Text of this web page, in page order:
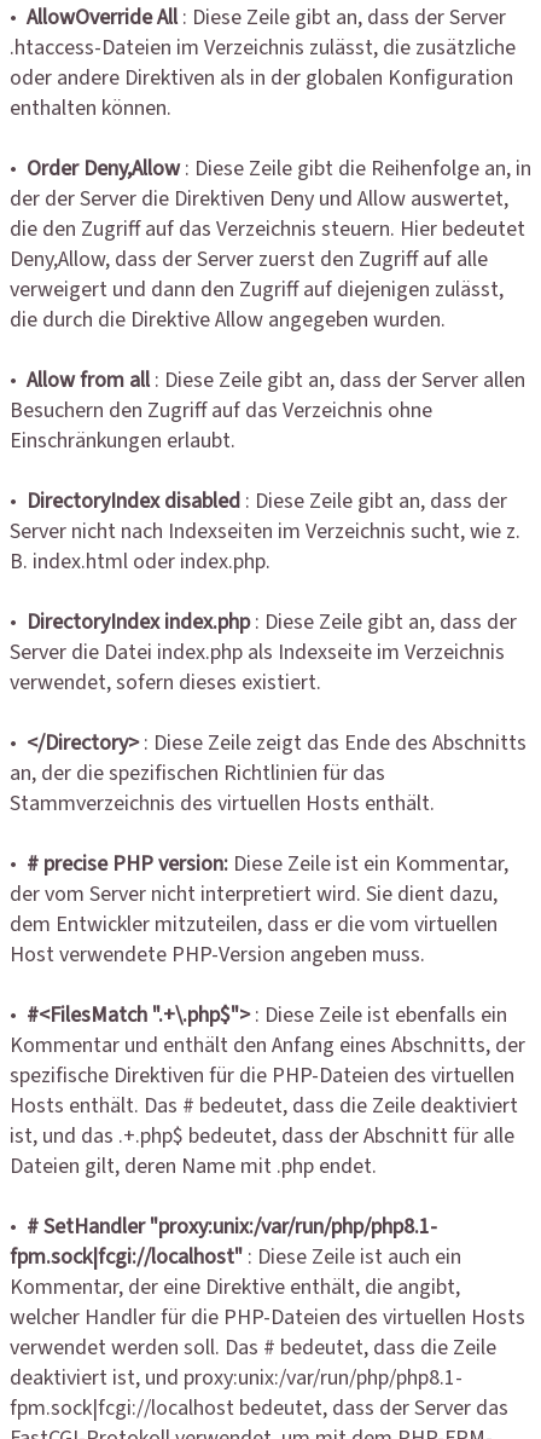
• AllowOverride All: Diese Zeile gibt an, dass der Server
.htaccess-Dateien im Verzeichnis zulässt, die zusätzliche
oder andere Direktiven als in der globalen Konfiguration
enthalten können.
• Order Deny,Allow: Diese Zeile gibt die Reihenfolge an, in
der der Server die Direktiven Deny und Allow auswertet,
die den Zugriff auf das Verzeichnis steuern. Hier bedeutet
Deny,Allow, dass der Server zuerst den Zugriff auf alle
verweigert und dann den Zugriff auf diejenigen zulässt,
die durch die Direktive Allow angegeben wurden.
• Allow from all: Diese Zeile gibt an, dass der Server allen
Besuchern den Zugriff auf das Verzeichnis ohne
Einschränkungen erlaubt.
• DirectoryIndex disabled: Diese Zeile gibt an, dass der
Server nicht nach Indexseiten im Verzeichnis sucht, wie z.
B. index.html oder index.php.
• DirectoryIndex index.php: Diese Zeile gibt an, dass der
Server die Datei index.php als Indexseite im Verzeichnis
verwendet, sofern dieses existiert.
• </Directory>: Diese Zeile zeigt das Ende des Abschnitts
an, der die spezifischen Richtlinien für das
Stammverzeichnis des virtuellen Hosts enthält.
• # precise PHP version:Diese Zeile ist ein Kommentar,
der vom Server nicht interpretiert wird. Sie dient dazu,
dem Entwickler mitzuteilen, dass er die vom virtuellen
Host verwendete PHP-Version angeben muss.
• #<FilesMatch ".+\.php$">: Diese Zeile ist ebenfalls ein
Kommentar und enthält den Anfang eines Abschnitts, der
spezifische Direktiven für die PHP-Dateien des virtuellen
Hosts enthält. Das # bedeutet, dass die Zeile deaktiviert
ist, und das .+.php$ bedeutet, dass der Abschnitt für alle
Dateien gilt, deren Name mit .php endet.
• # SetHandler "proxy:unix:/var/run/php/php8.1-
fpm.sock|fcgi://localhost": Diese Zeile ist auch ein
Kommentar, der eine Direktive enthält, die angibt,
welcher Handler für die PHP-Dateien des virtuellen Hosts
verwendet werden soll. Das # bedeutet, dass die Zeile
deaktiviert ist, und proxy:unix:/var/run/php/php8.1-
fpm.sock|fcgi://localhost bedeutet, dass der Server das